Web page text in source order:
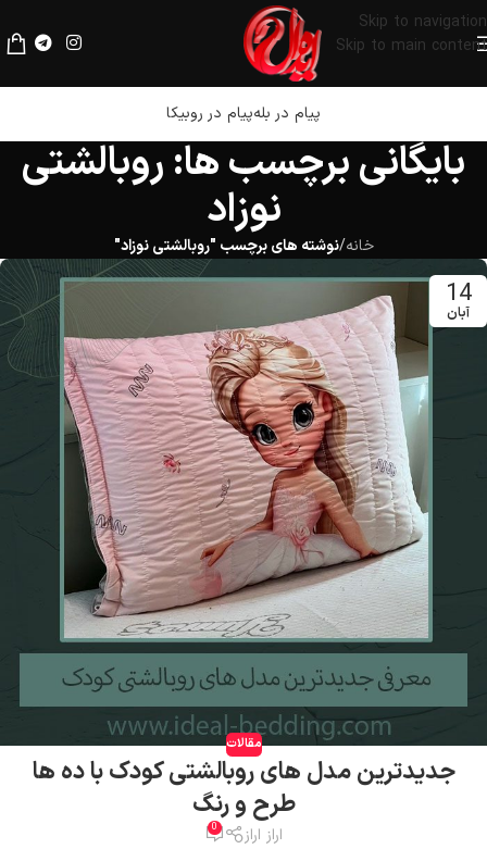
Skip to navigation
Skip to main content
لطفا قبل از پرداخت، فیلترشکن خود را خاموش کنید.
پیام در بلهپیام در روبیکا
بایگانی برچسب ها: روبالشتی
نوزاد
خانه/نوشته های برچسب "روبالشتی نوزاد"
14
آبان
مقالات
جدیدترین مدل های روبالشتی کودک با ده ها
طرح و رنگ
اراز اراز 0